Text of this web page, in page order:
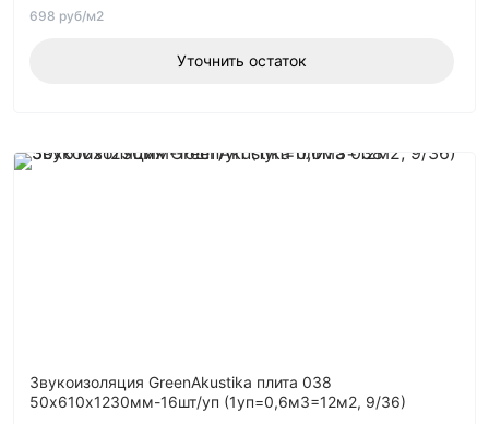
698 руб/м2
Уточнить остаток
Звукоизоляция GreenAkustika плита 038
50х610х1230мм-16шт/уп (1уп=0,6м3=12м2, 9/36)